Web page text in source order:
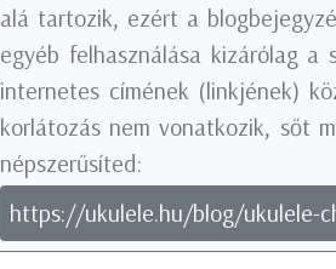
alá tartozik, ezért a
egyéb felhasználása kizárólag a
internetes címének (linkjének)
korlátozás nem vonatkozik, sőt
népszerűsíted:
https://ukulele.hu/blog/ukulele-